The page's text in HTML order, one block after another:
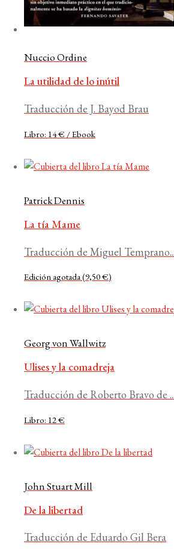
Nuccio Ordine
La utilidad de lo inútil
Traducción de J. Bayod Brau
Libro: 14 € / Ebook
Patrick Dennis
La tía Mame
Traducción de Miguel Temprano...
Edición agotada (9,50 €)
Georg von Wallwitz
Ulises y la comadreja
Traducción de Roberto Bravo de ...
Libro: 12 €
John Stuart Mill
De la libertad
Traducción de Eduardo Gil Bera